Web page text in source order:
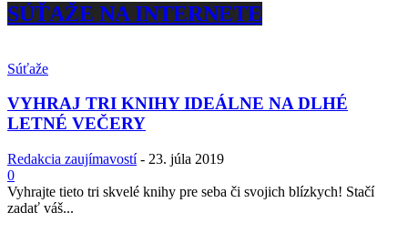
SÚŤAŽE NA INTERNETE
Súťaže
VYHRAJ TRI KNIHY IDEÁLNE NA DLHÉ
LETNÉ VEČERY
Redakcia zaujímavostí - 23. júla 2019
0
Vyhrajte tieto tri skvelé knihy pre seba či svojich blízkych! Stačí
zadať váš...